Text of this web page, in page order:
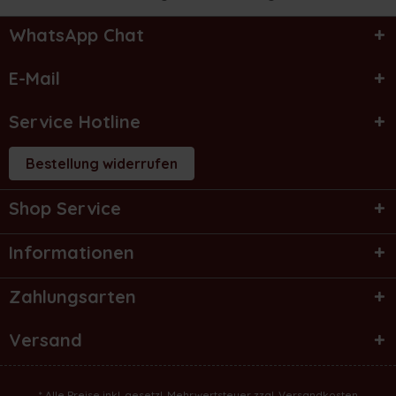
WhatsApp Chat
E-Mail
Service Hotline
Bestellung widerrufen
Shop Service
Informationen
Zahlungsarten
Versand